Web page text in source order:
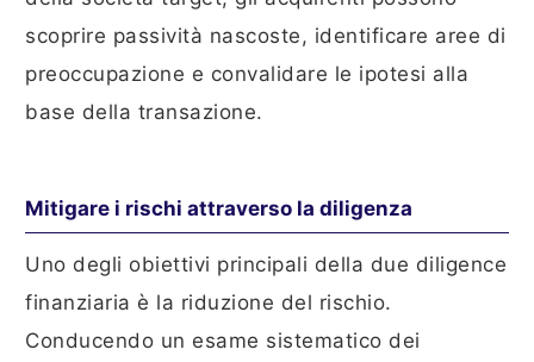
scoprire passività nascoste, identificare aree di
preoccupazione e convalidare le ipotesi alla
base della transazione.
Mitigare i rischi attraverso la diligenza
Uno degli obiettivi principali della due diligence
finanziaria è la riduzione del rischio.
Conducendo un esame sistematico dei